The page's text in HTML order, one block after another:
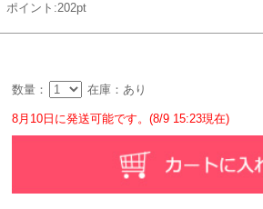
ポイント:202pt
数量： 在庫：あり
8月10日に発送可能です。(8/9 15:23現在)